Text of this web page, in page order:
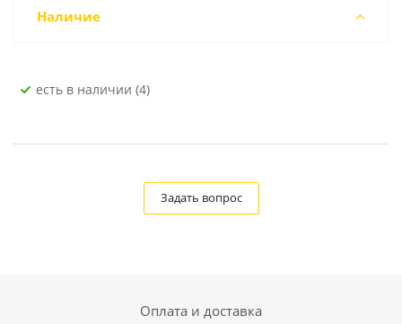
Наличие
Есть в наличии (4)
Задать вопрос
Оплата и доставка